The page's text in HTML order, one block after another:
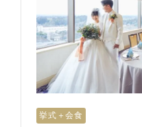
挙式＋会食